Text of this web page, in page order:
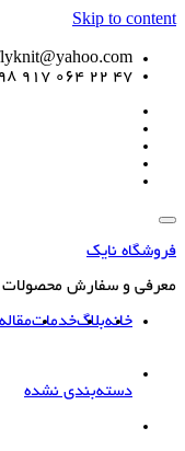
Skip to content
47 22 064 917 98
فروشگاه نایک
معرفی و سفارش محصولات
خانهبلاگخدمات
دسته‌بندی نشده